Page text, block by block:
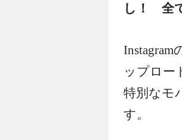
し！ 全
ップロー
特別なモ
す。